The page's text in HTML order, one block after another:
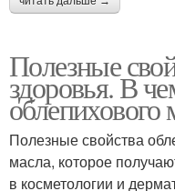
Полезные
здоровья. В
облепихового
Полезные свойства
масла, которое
в косметологии и